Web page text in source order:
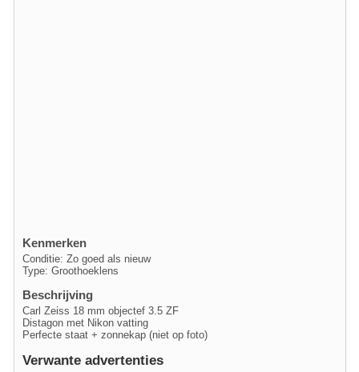
Kenmerken
Conditie: Zo goed als nieuw
Type: Groothoeklens
Beschrijving
Carl Zeiss 18 mm objectef 3.5 ZF
Distagon met Nikon vatting
Perfecte staat + zonnekap (niet op foto)
Verwante advertenties